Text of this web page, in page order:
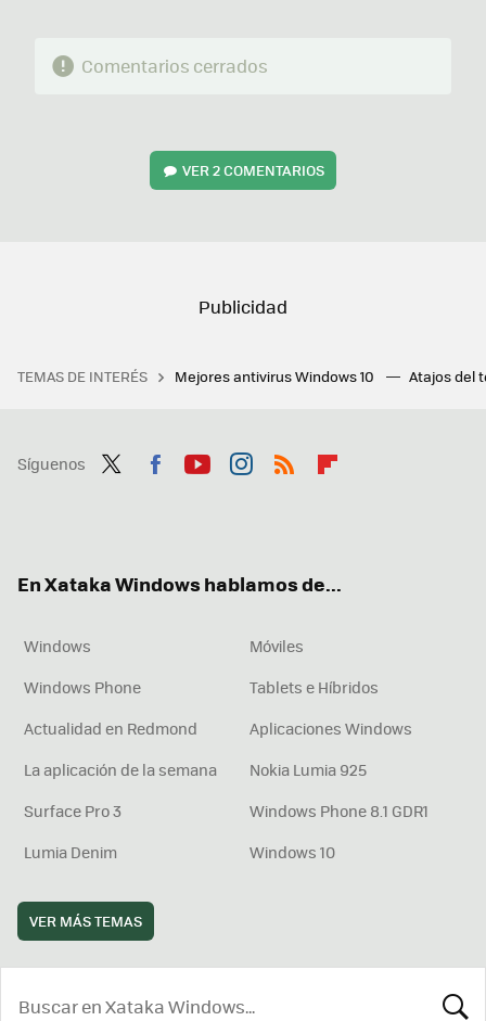
Comentarios cerrados
VER2 COMENTARIOS
TEMAS DE INTERÉS Mejores antivirus Windows 10 Atajos del
Síguenos
En Xataka Windows hablamos de...
Windows
Móviles
Windows Phone
Tablets e Híbridos
Actualidad en Redmond
Aplicaciones Windows
La aplicación de la semana
Nokia Lumia 925
Surface Pro 3
Windows Phone 8.1 GDR1
Lumia Denim
Windows 10
VER MÁS TEMAS